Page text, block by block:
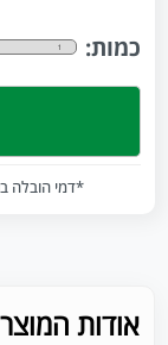
כמות:
*דמי הובלה בגין
אודות המוצר